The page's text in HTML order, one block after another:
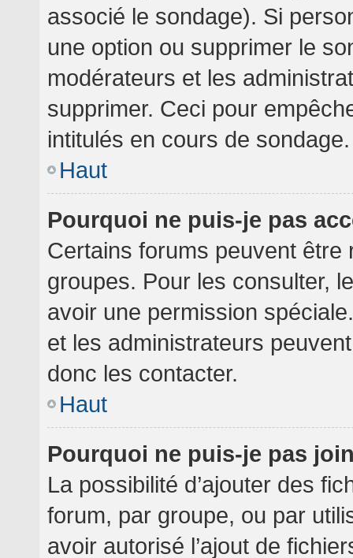
associé le sondage). Si
une option ou supprimer le
modérateurs et les
supprimer. Ceci pour
intitulés en cours de sondage.
Haut
Pourquoi ne puis-je pas
Certains forums peuvent
groupes. Pour les consulter,
avoir une permission
et les administrateurs
donc les contacter.
Haut
Pourquoi ne puis-je pas
La possibilité d’ajouter des
forum, par groupe, ou par
avoir autorisé l’ajout de